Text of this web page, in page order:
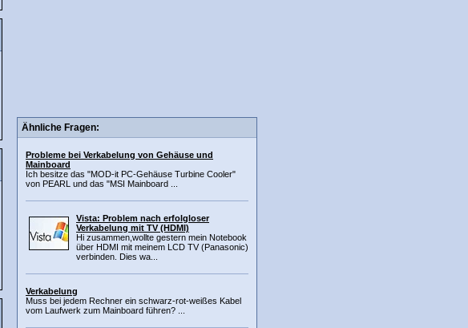
Ähnliche Fragen:
Probleme bei Verkabelung von Gehäuse und
Mainboard
Ich besitze das "MOD-it PC-Gehäuse Turbine Cooler"
von PEARL und das "MSI Mainboard ...
Vista: Problem nach erfolgloser
Verkabelung mit TV (HDMI)
Hi zusammen,wollte gestern mein Notebook
über HDMI mit meinem LCD TV (Panasonic)
verbinden. Dies wa...
Verkabelung
Muss bei jedem Rechner ein schwarz-rot-weißes Kabel
vom Laufwerk zum Mainboard führen? ...